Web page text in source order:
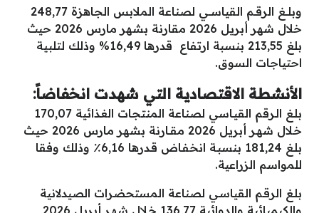
وبلـــغ الرقــم القياســـي لصناعة الملابس الجاهزة 248,77
خلال شهر أبريل 2026 مقارنة بشهر مارس 2026 حيث
بلغ 213,55 بنسبة ارتفاع قدرها 16,49% وذلك لتلبية
احتياجات السوق.
الأنشطة الاقتصادية التي شهدت انخفاضاً:
بلـغ الـرقم القيـاسي لصناعة المنتجات الغذائية 170,07
خـلال شهـر أبريل 2026 مقــارنة بشهر مارس 2026 حيـث
بلـغ 181,24 بنسبـة انخفـاض قـدرها 6,16٪ وذلك وفقا
للمواسم الزراعية.
بلـغ الرقـم القياسـي لصناعة المستحضرات الصيدلانية